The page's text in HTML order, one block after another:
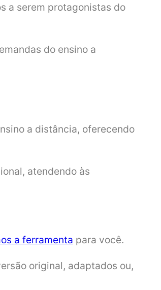
a serem protagonistas do
do ensino a
a distância, oferecendo
atendendo às
a ferramenta para você.
original, adaptados ou,